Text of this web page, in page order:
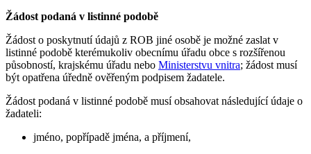
Žádost podaná v listinné podobě
Žádost o poskytnutí údajů z ROB jiné osobě je možné zaslat v
listinné podobě kterémukoliv obecnímu úřadu obce s rozšířenou
působností, krajskému úřadu nebo Ministerstvu vnitra; žádost musí
být opatřena úředně ověřeným podpisem žadatele.
Žádost podaná v listinné podobě musí obsahovat následující údaje o
žadateli:
jméno, popřípadě jména, a příjmení,